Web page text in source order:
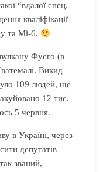
“вдалої спец.
кваліфікації
та Мі-6.
Фуего (в
Викид
109 людей, ще
12 тис.
5 червня.
в Україні, через
депутатів
званий,